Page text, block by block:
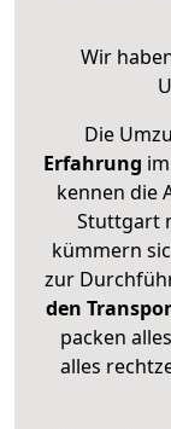
Wir
Die
Erfahrung
kennen die
Stuttgart
kümmern
zur
den
packen
alles